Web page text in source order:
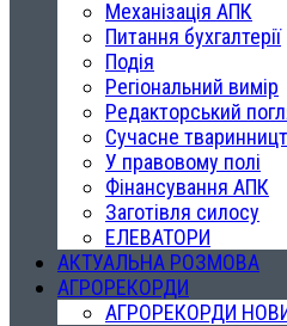
Механізація АПК
Питання бухгалтерії
Подія
Регіональний вимір
Редакторський
Сучасне
У правовому полі
Фінансування АПК
Заготівля силосу
ЕЛЕВАТОРИ
АКТУАЛЬНА РОЗМОВА
АГРОРЕКОРДИ
АГРОРЕКОРДИ